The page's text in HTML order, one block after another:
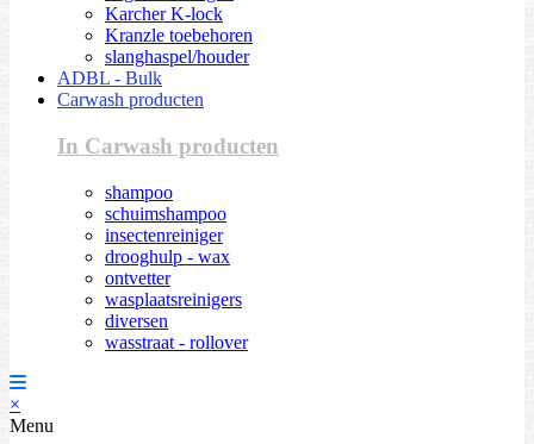
Karcher K-lock
Kranzle toebehoren
slanghaspel/houder
ADBL - Bulk
Carwash producten
In Carwash producten
shampoo
schuimshampoo
insectenreiniger
drooghulp - wax
ontvetter
wasplaatsreinigers
diversen
wasstraat - rollover
×
Menu